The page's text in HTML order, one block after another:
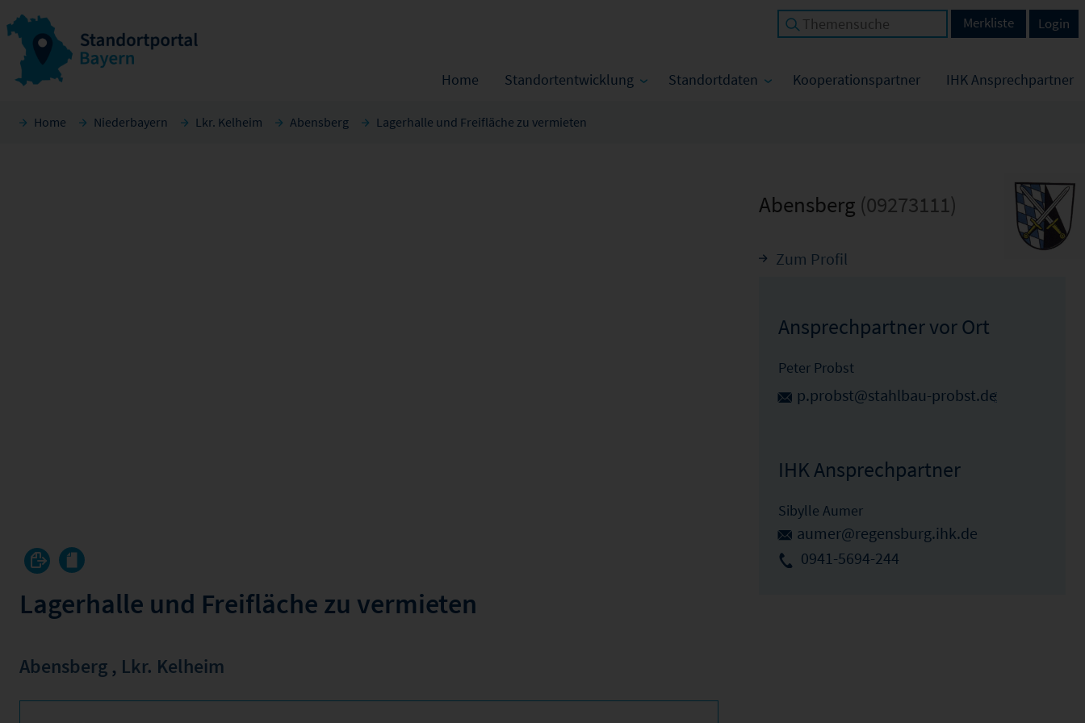
Home Standortentwicklung Standortdaten Kooperationspartner IHK Ansprechpartner
Login
Merkliste
Home Niederbayern Lkr. Kelheim Abensberg Lagerhalle und Freifläche zu vermieten
Lagerhalle und Freifläche zu vermieten
Abensberg , Lkr. Kelheim
Abensberg (09273111)
Zum Profil
Ansprechpartner vor Ort
Peter Probst
p.probst@stahlbau-probst.de
IHK Ansprechpartner
Sibylle Aumer
aumer@regensburg.ihk.de
0941-5694-244